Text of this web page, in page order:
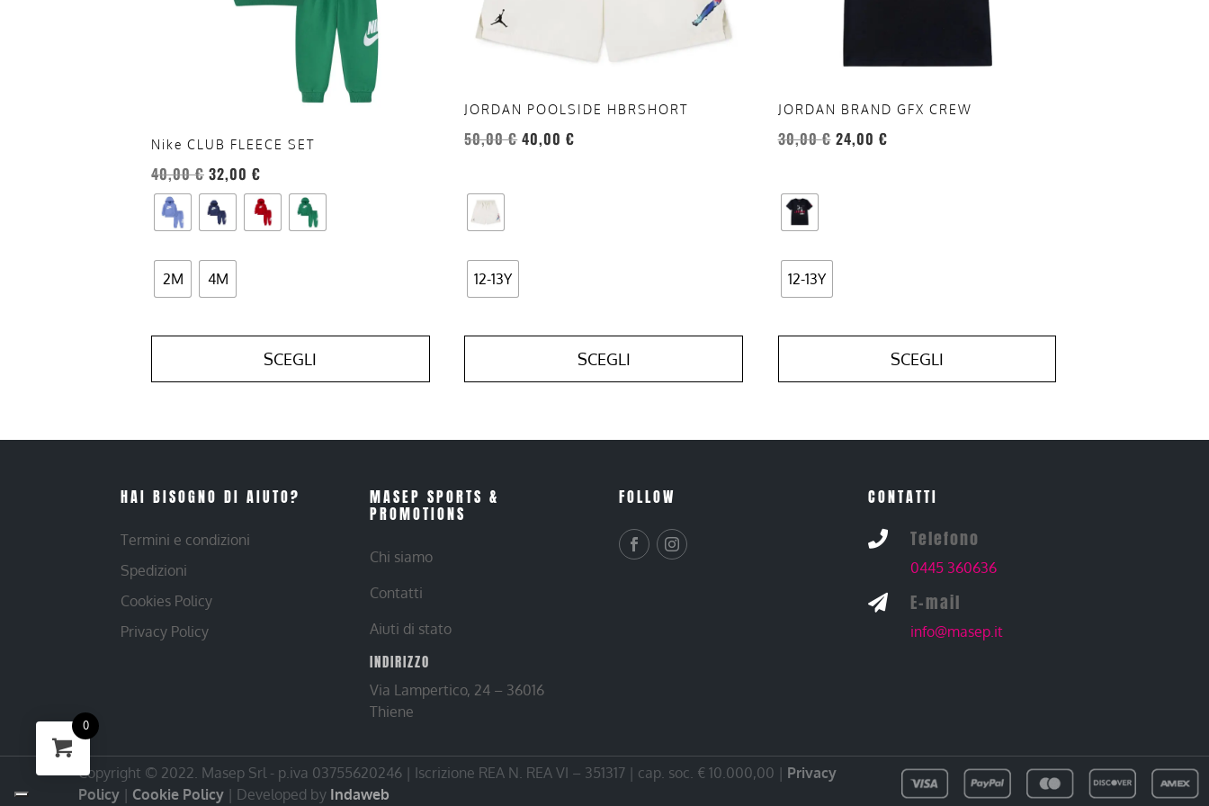
Nike CLUB FLEECE SET
40,00€ 32,00 €
2M 4M
SCEGLI
JORDAN POOLSIDE HBRSHORT
50,00€ 40,00€
12-13Y
SCEGLI
essere
scelte
del
prodotto
JORDAN BRAND GFX CREW
30,00€ 24,00 €
12-13Y
SCEGLI
del
prodotto
HAI BISOGNO DI AIUTO?
Termini e condizioni
Spedizioni
Cookies Policy
Privacy Policy
MASEP SPORTS &
PROMOTIONS
Chi siamo
Contatti
Aiuti di stato
INDIRIZZO
Via Lampertico, 24 – 36016
Thiene
FOLLOW CONTATTI
 Telefono
0445 360636
 E-mail
info@masep.it
Copyright © 2022. Masep Srl - p.iva 03755620246 | Iscrizione REA N. REA VI – 351317 | cap. soc. € 10.000,00 | Privacy
Policy | Cookie Policy | Developed by Indaweb
0